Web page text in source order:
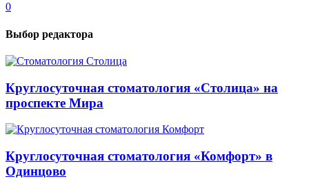
0
Выбор редактора
Круглосуточная стоматология «Столица» на
проспекте Мира
Круглосуточная стоматология «Комфорт» в
Одинцово